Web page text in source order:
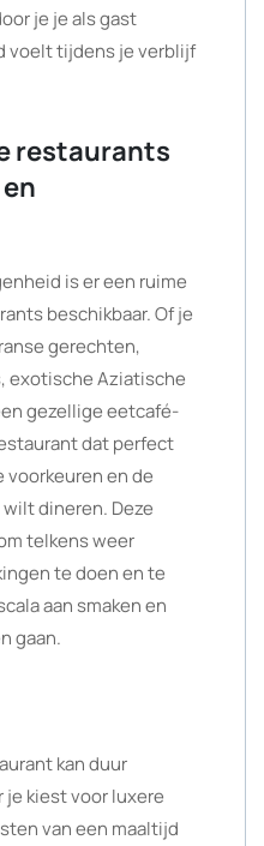
je je als gast
voelt tijdens je verblijf
restaurants
is er een ruime
beschikbaar. Of je
gerechten,
exotische Aziatische
gezellige eetcafé-
dat perfect
en de
dineren. Deze
telkens weer
te doen en te
aan smaken en
gaan.
kan duur
kiest voor luxere
van een maaltijd